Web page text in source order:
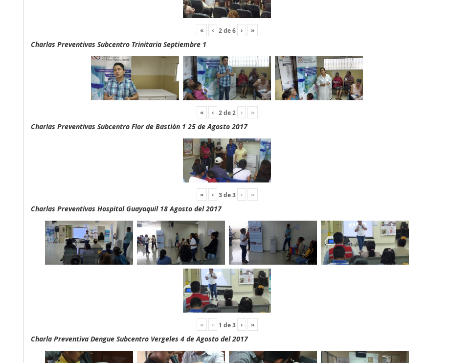
« ‹ 2de6 › »
Charlas Preventivas Subcentro Trinitaria Septiembre 1
« ‹ 2de2 › »
Charlas Preventivas Subcentro Flor de Bastión 1 25 de Agosto 2017
« ‹ 3de3 › »
Charlas Preventivas Hospital Guayaquil 18 Agosto del 2017
« ‹ 1 de3 › »
Charla Preventiva Dengue Subcentro Vergeles 4 de Agosto del 2017